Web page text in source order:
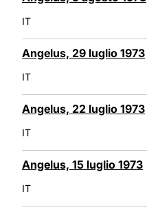
IT
Angelus, 29 luglio 1973
IT
Angelus, 22 luglio 1973
IT
Angelus, 15 luglio 1973
IT